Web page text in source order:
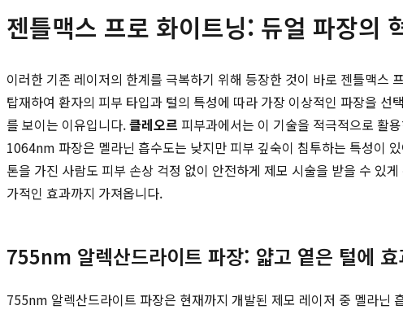
젠틀맥스 프로 화이트닝: 듀얼 파장의
이러한 기존 레이저의 한계를 극복하기 위해 등장한 것이 바로 젠틀맥
탑재하여 환자의 피부 타입과 털의 특성에 따라 가장 이상적인 파장을 선
를 보이는 이유입니다.클레오르 피부과에서는 이 기술을 적극적으로 활
1064nm 파장은 멜라닌 흡수도는 낮지만 피부 깊숙이 침투하는 특성이
톤을 가진 사람도 피부 손상 걱정 없이 안전하게 제모 시술을 받을 수 있
가적인 효과까지 가져옵니다.
755nm 알렉산드라이트 파장: 얇고 옅은 털에 효
755nm 알렉산드라이트 파장은 현재까지 개발된 제모 레이저 중 멜라닌